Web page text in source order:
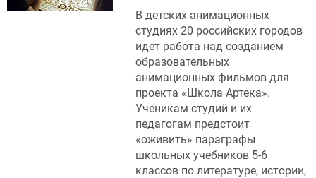
В детских анимационных
студиях 20 российских городов
идет работа над созданием
образовательных
анимационных фильмов для
проекта «Школа Артека».
Ученикам студий и их
педагогам предстоит
«оживить» параграфы
школьных учебников 5-6
классов по литературе, истории,